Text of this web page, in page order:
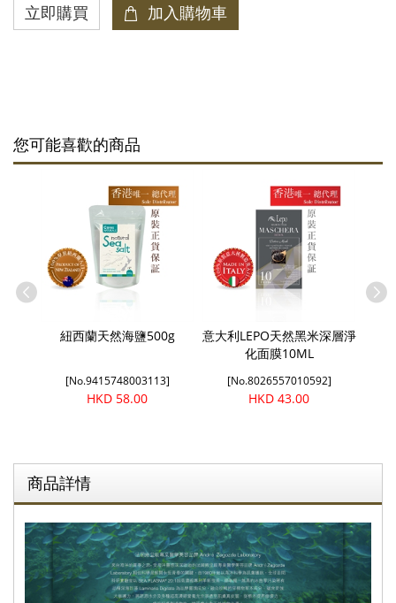
您可能喜歡的商品
紐西蘭天然海鹽500g
[No.9415748003113]
HKD 58.00
意大利LEPO天然黑米深層淨
化面膜10ML
[No.8026557010592]
HKD 43.00
商品詳情